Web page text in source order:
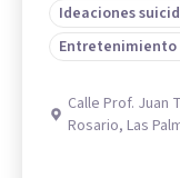
Ideaciones
Calle Prof. Juan
Rosario, Las